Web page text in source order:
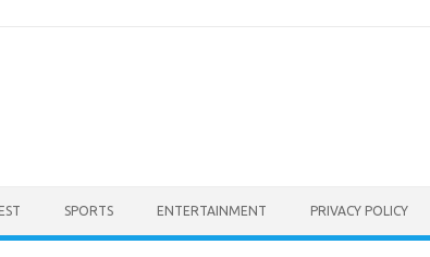
SPORTS ENTERTAINMENT PRIVACY POLICY